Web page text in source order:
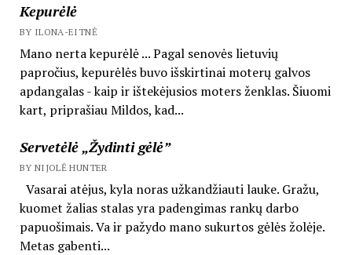
Kepurėlė
BY ILONA-EITNĖ
Mano nerta kepurėlė ... Pagal senovės lietuvių
papročius, kepurėlės buvo išskirtinai moterų galvos
apdangalas - kaip ir ištekėjusios moters ženklas. Šiuomi
kart, priprašiau Mildos, kad...
Servetėlė „Žydinti gėlė”
BY NIJOLĖ HUNTER
Vasarai atėjus, kyla noras užkandžiauti lauke. Gražu,
kuomet žalias stalas yra padengimas rankų darbo
papuošimais. Va ir pažydo mano sukurtos gėlės žolėje.
Metas gabenti...